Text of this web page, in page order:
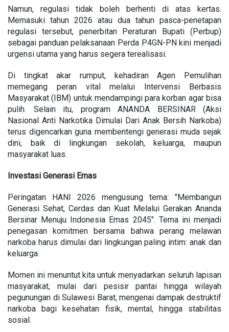
Namun, regulasi tidak boleh berhenti di atas kertas.
Memasuki tahun 2026 atau dua tahun pasca-penetapan
regulasi tersebut, penerbitan Peraturan Bupati (Perbup)
sebagai panduan pelaksanaan Perda P4GN-PN kini menjadi
urgensi utama yang harus segera terealisasi.
Di tingkat akar rumput, kehadiran Agen Pemulihan
memegang peran vital melalui Intervensi Berbasis
Masyarakat (IBM) untuk mendampingi para korban agar bisa
pulih. Selain itu, program ANANDA BERSINAR (Aksi
Nasional Anti Narkotika Dimulai Dari Anak Bersih Narkoba)
terus digencarkan guna membentengi generasi muda sejak
dini, baik di lingkungan sekolah, keluarga, maupun
masyarakat luas.
Investasi Generasi Emas
Peringatan HANI 2026 mengusung tema: "Membangun
Generasi Sehat, Cerdas dan Kuat Melalui Gerakan Ananda
Bersinar Menuju Indonesia Emas 2045". Tema ini menjadi
penegasan komitmen bersama bahwa perang melawan
narkoba harus dimulai dari lingkungan paling intim: anak dan
keluarga.
Momen ini menuntut kita untuk menyadarkan seluruh lapisan
masyarakat, mulai dari pesisir pantai hingga wilayah
pegunungan di Sulawesi Barat, mengenai dampak destruktif
narkoba bagi kesehatan fisik, mental, hingga stabilitas
sosial.